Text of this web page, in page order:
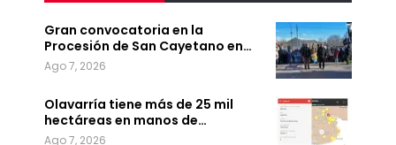
Gran convocatoria en la
Procesión de San Cayetano en…
Ago 7, 2026
Olavarría tiene más de 25 mil
hectáreas en manos de…
Ago 7, 2026